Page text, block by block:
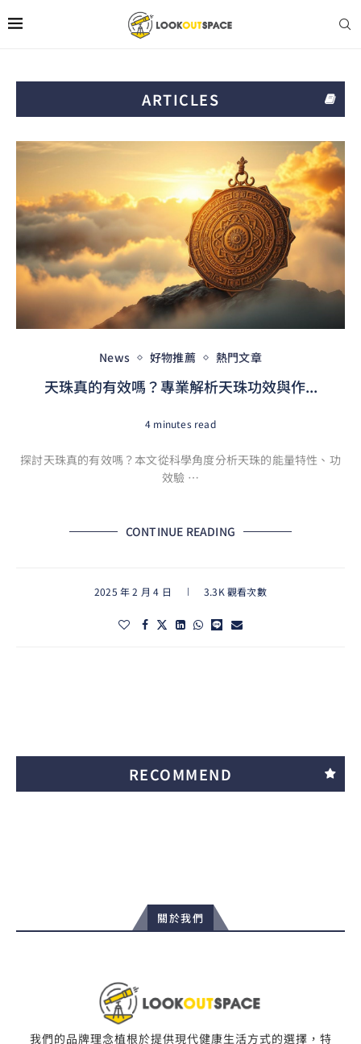
ARTICLES
News 好物推薦 熱門文章
天珠真的有效嗎？專業解析天珠功效與作...
4 minutes read
探討天珠真的有效嗎？本文從科學角度分析天珠的能量特性、功
效驗 …
CONTINUE READING
2025 年 2 月 4 日 3.3K 觀看次數
RECOMMEND
關於我們
我們的品牌理念植根於提供現代健康生活方式的選擇，特